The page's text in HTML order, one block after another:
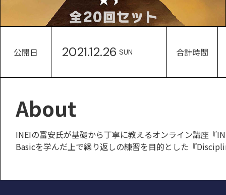
公開日 2021.12.26 SUN 合計時間
About
INEIの富安氏が基礎から丁寧に教えるオンライン講座『
Basicを学んだ上で繰り返しの練習を目的とした『